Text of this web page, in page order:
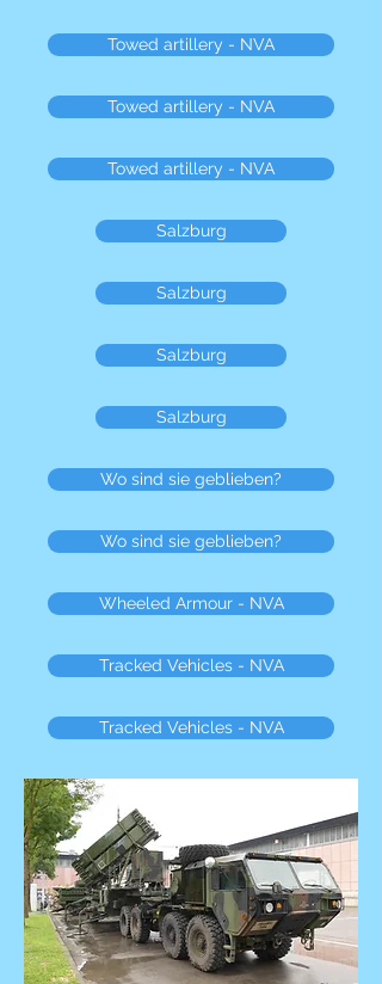
Towed artillery - NVA
Towed artillery - NVA
Towed artillery - NVA
Salzburg
Salzburg
Salzburg
Salzburg
Wo sind sie geblieben?
Wo sind sie geblieben?
Wheeled Armour - NVA
Tracked Vehicles - NVA
Tracked Vehicles - NVA